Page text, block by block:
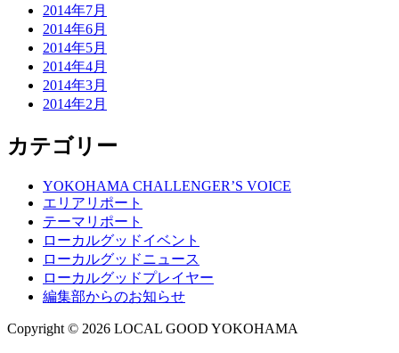
2014年7月
2014年6月
2014年5月
2014年4月
2014年3月
2014年2月
カテゴリー
YOKOHAMA CHALLENGER’S VOICE
エリアリポート
テーマリポート
ローカルグッドイベント
ローカルグッドニュース
ローカルグッドプレイヤー
編集部からのお知らせ
Copyright © 2026 LOCAL GOOD YOKOHAMA